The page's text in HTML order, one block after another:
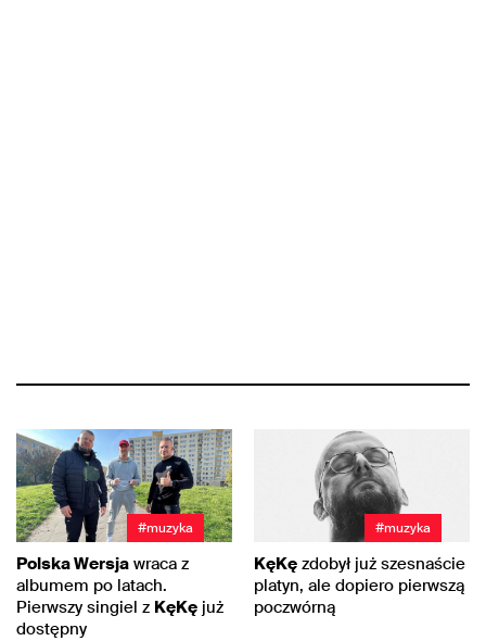
#muzyka
Polska Wersja wraca z
albumem po latach.
Pierwszy singiel z KęKę już
dostępny
#muzyka
KęKę zdobył już szesnaście
platyn, ale dopiero pierwszą
poczwórną